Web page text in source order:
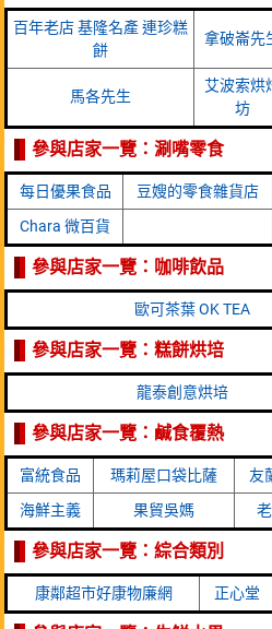
百年老店 基隆名產 連珍糕
餅
拿破崙先
馬各先生
艾波索烘
坊
參與店家一覽：涮嘴零食
每日優果食品 豆嫂的零食雜貨店
Chara 微百貨
參與店家一覽：咖啡飲品
歐可茶葉 OK TEA
參與店家一覽：糕餅烘培
龍泰創意烘培
參與店家一覽：鹹食覆熱
富統食品 瑪莉屋口袋比薩 友
海鮮主義
果貿吳媽
參與店家一覽：綜合類別
康鄰超市好康物廉網 正心堂